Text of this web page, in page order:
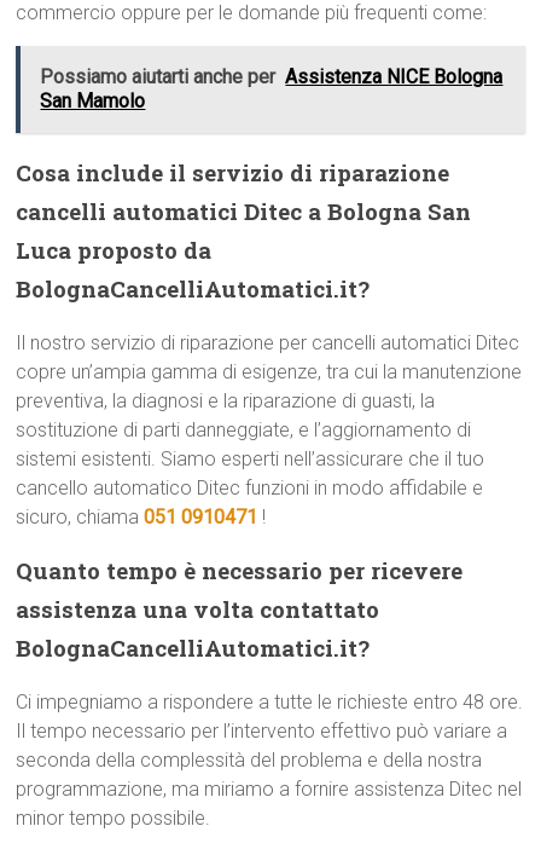
commercio oppure per le domande più frequenti come:
Possiamo aiutarti anche per Assistenza NICE Bologna
San Mamolo
Cosa include il servizio di riparazione
cancelli automatici Ditec a Bologna San
Luca proposto da
BolognaCancelliAutomatici.it?
Il nostro servizio di riparazione per cancelli automatici Ditec
copre un’ampia gamma di esigenze, tra cui la manutenzione
preventiva, la diagnosi e la riparazione di guasti, la
sostituzione di parti danneggiate, e l’aggiornamento di
sistemi esistenti. Siamo esperti nell’assicurare che il tuo
cancello automatico Ditec funzioni in modo affidabile e
sicuro, chiama051 0910471 !
Quanto tempo è necessario per ricevere
assistenza una volta contattato
BolognaCancelliAutomatici.it?
Ci impegniamo a rispondere a tutte le richieste entro 48 ore.
Il tempo necessario per l’intervento effettivo può variare a
seconda della complessità del problema e della nostra
programmazione, ma miriamo a fornire assistenza Ditec nel
minor tempo possibile.